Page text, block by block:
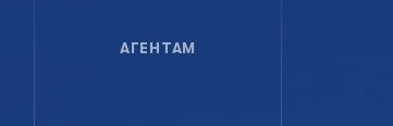
АГЕНТАМ